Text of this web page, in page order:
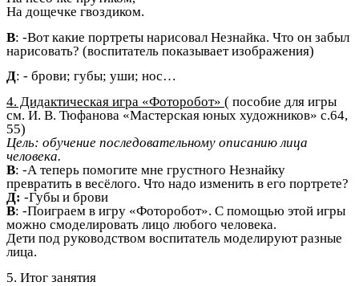
На дощечке гвоздиком.
В: -Вот какие портреты нарисовал Незнайка. Что он забыл
нарисовать? (воспитатель показывает изображения)
Д: - брови; губы; уши; нос…
4. Дидактическая игра «Фоторобот» ( пособие для игры
см. И. В. Тюфанова «Мастерская юных художников» с.64,
55)
Цель: обучение последовательному описанию лица
человека.
В: -А теперь помогите мне грустного Незнайку
превратить в весёлого. Что надо изменить в его портрете?
Д: -Губы и брови
В: -Поиграем в игру «Фоторобот». С помощью этой игры
можно смоделировать лицо любого человека.
Дети под руководством воспитатель моделируют разные
лица.
5. Итог занятия